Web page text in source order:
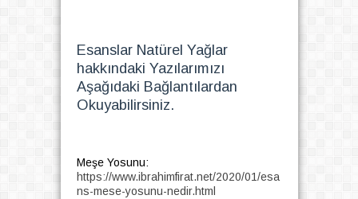
Esanslar Natürel Yağlar
hakkındaki Yazılarımızı
Aşağıdaki Bağlantılardan
Okuyabilirsiniz.
Meşe Yosunu:
https://www.ibrahimfirat.net/2020/01/esa
ns-mese-yosunu-nedir.html